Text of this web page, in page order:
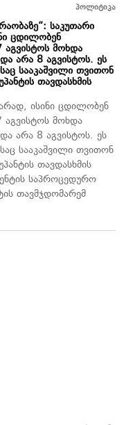
პოლიტიკა
საკუთარი
ცდილობენ
მოხდა
არა 8 აგვისტოს. ეს
სააკაშვილი თვითონ
თავდასხმის
ისინი ცდილობენ
მოხდა
არა 8 აგვისტოს. ეს
სააკაშვილი თვითონ
თავდასხმის
საპროცედურო
თავმჯდომარემ